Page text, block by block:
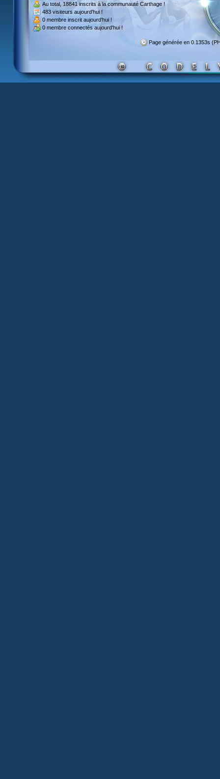
Au total, 18841 inscritsà la communauté Carthage !
483 visiteurs aujourd'hui !
0 membre inscrit aujourd'hui !
0 membre connectés aujourd'hui !
Page générée en 0.1353s